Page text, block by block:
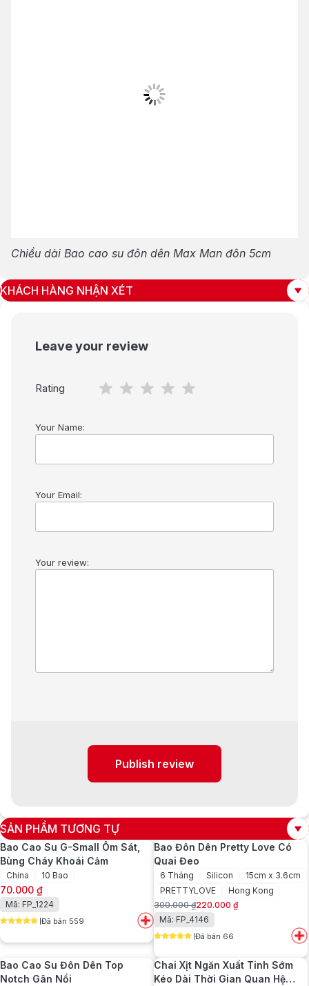
Chiều dài Bao cao su đôn dên Max Man đôn 5cm
KHÁCH HÀNG NHẬN XÉT
Leave your review
Rating
Your Name:
Your Email:
Your review:
Publish review
SẢN PHẨM TƯƠNG TỰ
Bao Cao Su G-Small Ôm Sát,
Bùng Cháy Khoái Cảm
China 10 Bao
70.000 ₫
Mã: FP_1224
Đã bán 559
Bao Đôn Dên Pretty Love Có
Quai Đeo
6 Tháng Silicon
15cm x 3.6cm
PRETTYLOVE
Hong Kong
300.000₫
Giá
gốc
là:
300.000 ₫.
220.000 ₫
Giá
hiện
tại
là:
220.000 ₫.
Mã: FP_4146
Đã bán 66
Bao Cao Su Đôn Dên Top
Notch Gân Nổi
Chai Xịt Ngăn Xuất Tinh Sớm
Kéo Dài Thời Gian Quan Hệ